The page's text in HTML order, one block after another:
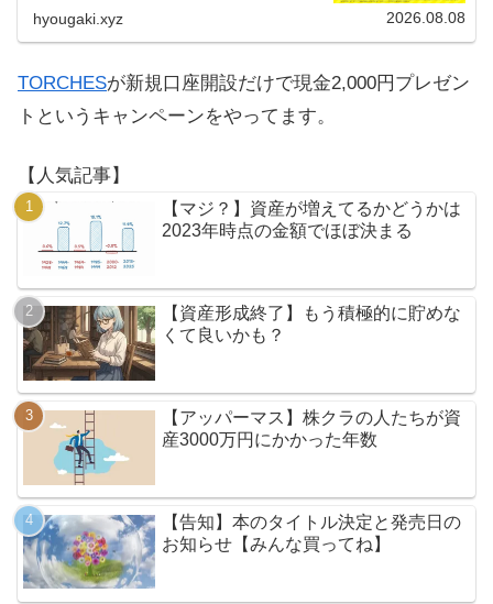
hyougaki.xyz 2026.08.08
TORCHESが新規口座開設だけで現金2,000円プレゼン
トというキャンペーンをやってます。
【人気記事】
【マジ？】資産が増えてるかどうかは
2023年時点の金額でほぼ決まる
【資産形成終了】もう積極的に貯めな
くて良いかも？
【アッパーマス】株クラの人たちが資
産3000万円にかかった年数
【告知】本のタイトル決定と発売日の
お知らせ【みんな買ってね】